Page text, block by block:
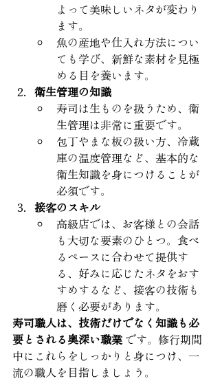
よって美味しいネタが変わり
ます。
魚の産地や仕入れ方法につい
ても学び、新鮮な素材を見極
める目を養います。
衛生管理の知識
寿司は生ものを扱うため、衛
生管理は非常に重要です。
包丁やまな板の扱い方、冷蔵
庫の温度管理など、基本的な
衛生知識を身につけることが
必須です。
接客のスキル
高級店では、お客様との会話
も大切な要素のひとつ。食べ
るペースに合わせて提供す
る、好みに応じたネタをおす
すめするなど、接客の技術も
磨く必要があります。
寿司職人は、技術だけでなく知識も必
要とされる奥深い職業 です。修行期間
中にこれらをしっかりと身につけ、一
流の職人を目指しましょう。